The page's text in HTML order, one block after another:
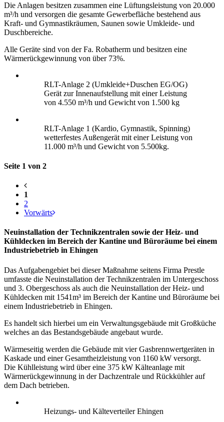
Die Anlagen besitzen zusammen eine Lüftungsleistung von 20.000
m³/h und versorgen die gesamte Gewerbefläche bestehend aus
Kraft- und Gymnastikräumen, Saunen sowie Umkleide- und
Duschbereiche.
Alle Geräte sind von der Fa. Robatherm und besitzen eine
Wärmerückgewinnung von über 73%.
RLT-Anlage 2 (Umkleide+Duschen EG/OG)
Gerät zur Innenaufstellung mit einer Leistung
von 4.550 m³/h und Gewicht von 1.500 kg
RLT-Anlage 1 (Kardio, Gymnastik, Spinning)
wetterfestes Außengerät mit einer Leistung von
11.000 m³/h und Gewicht von 5.500kg.
Seite 1 von 2
1
2
Vorwärts
Neuinstallation der Technikzentralen sowie der Heiz- und
Kühldecken im Bereich der Kantine und Büroräume bei einem
Industriebetrieb in Ehingen
Das Aufgabengebiet bei dieser Maßnahme seitens Firma Prestle
umfasste die Neuinstallation der Technikzentralen im Untergeschoss
und 3. Obergeschoss als auch die Neuinstallation der Heiz- und
Kühldecken mit 1541m³ im Bereich der Kantine und Büroräume bei
einem Industriebetrieb in Ehingen.
Es handelt sich hierbei um ein Verwaltungsgebäude mit Großküche
welches an das Bestandsgebäude angebaut wurde.
Wärmeseitig werden die Gebäude mit vier Gasbrennwertgeräten in
Kaskade und einer Gesamtheizleistung von 1160 kW versorgt.
Die Kühlleistung wird über eine 375 kW Kälteanlage mit
Wärmerückgewinnung in der Dachzentrale und Rückkühler auf
dem Dach betrieben.
Heizungs- und Kälteverteiler Ehingen